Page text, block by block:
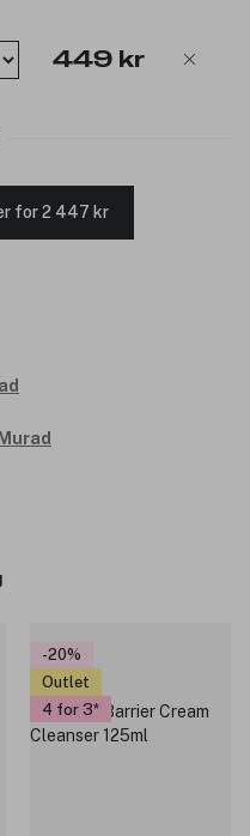
449 kr
for 2 447 kr
-20%
Outlet
4 for 3